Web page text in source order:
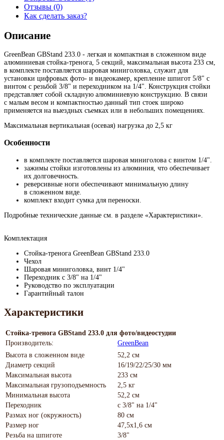
Отзывы (0)
Как сделать заказ?
Описание
GreenBean GBStand 233.0 - легкая и компактная в сложенном виде
алюминиевая стойка-тренога, 5 секций, максимальная высота 233 см,
в комплекте поставляется шаровая миниголовка, служит для
установки цифровых фото- и видеокамер, крепление шпигот 5/8" с
винтом с резьбой 3/8" и переходником на 1/4". Конструкция стойки
представляет собой складную алюминиевую конструкцию. В связи
с малым весом и компактностью данный тип стоек широко
применяется на выездных съемках или в небольших помещениях.
Максимальная вертикальная (осевая) нагрузка до 2,5 кг
Особенности
в комплекте поставляется шаровая миниголова с винтом 1/4".
зажимы стойки изготовлены из алюминия, что обеспечивает
их долговечность.
реверсивные ноги обеспечивают минимальную длину
в сложенном виде.
комплект входит сумка для переноски.
Подробные технические данные см. в разделе «Характеристики».
Комплектация
Стойка-тренога GreenBean GBStand 233.0
Чехол
Шаровая миниголовка, винт 1/4"
Переходник с 3/8" на 1/4"
Руководство по эксплуатации
Гарантийный талон
Характеристики
Стойка-тренога GBStand 233.0 для фото/видеостудии
Производитель:
GreenBean
Высота в сложенном виде
52,2 см
Диаметр секций
16/19/22/25/30 мм
Максимальная высота
233 см
Максимальная грузоподъемность
2,5 кг
Минимальная высота
52,2 см
Переходник
с 3/8" на 1/4"
Размах ног (окружность)
80 см
Размер ног
47,5x1,6 см
Резьба на шпиготе
3/8"